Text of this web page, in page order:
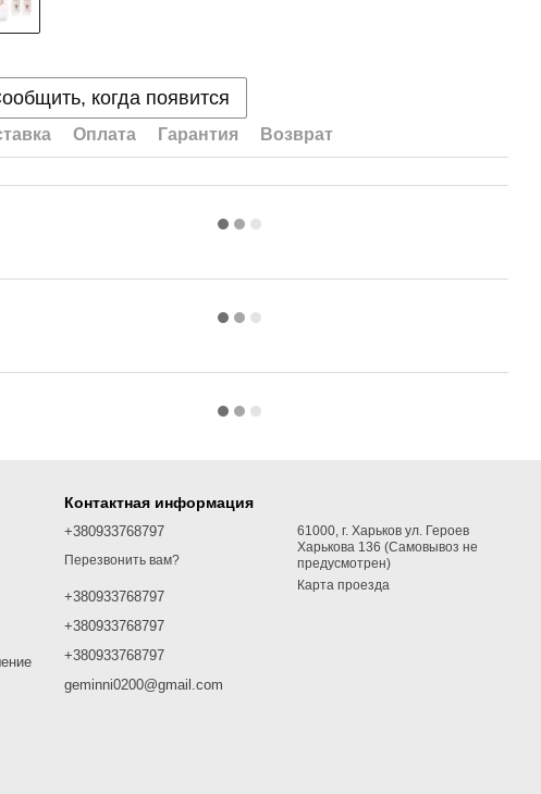
когда появится
Оплата Гарантия Возврат
Контактная информация
+380933768797
Перезвонить вам?
+380933768797
+380933768797
+380933768797
geminni0200@gmail.com
61000, г. Харьков ул. Героев
Харькова 136 (Самовывоз не
предусмотрен)
Карта проезда